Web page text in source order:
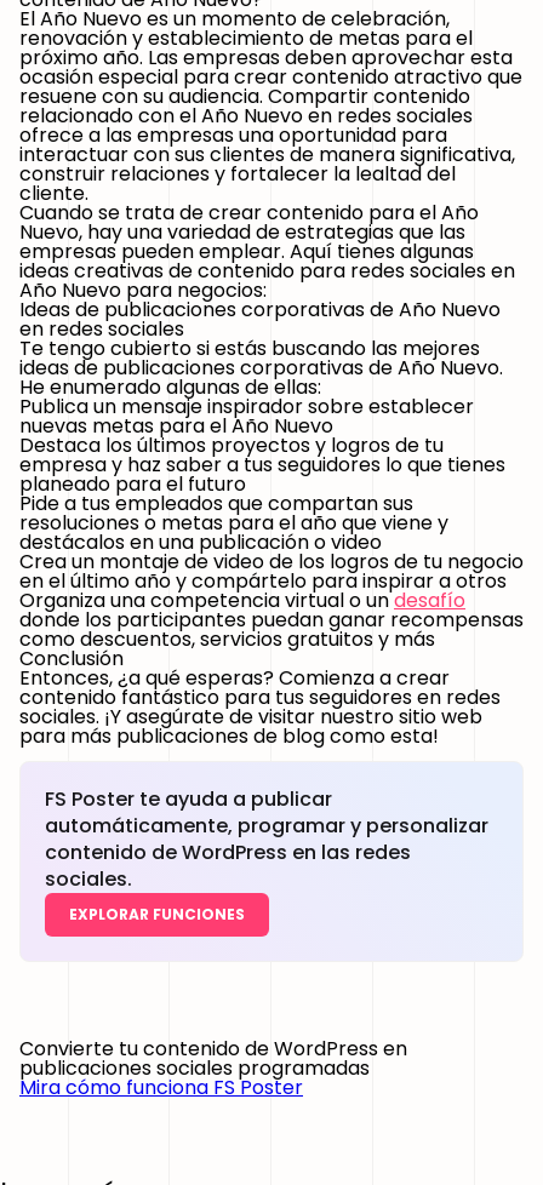
El Año Nuevo es un momento de celebración,
renovación y establecimiento de metas para el
próximo año. Las empresas deben aprovechar esta
ocasión especial para crear contenido atractivo que
resuene con su audiencia. Compartir contenido
relacionado con el Año Nuevo en redes sociales
ofrece a las empresas una oportunidad para
interactuar con sus clientes de manera significativa,
construir relaciones y fortalecer la lealtad del
cliente.
Cuando se trata de crear contenido para el Año
Nuevo, hay una variedad de estrategias que las
empresas pueden emplear. Aquí tienes algunas
ideas creativas de contenido para redes sociales en
Año Nuevo para negocios:
Ideas de publicaciones corporativas de Año Nuevo
en redes sociales
Te tengo cubierto si estás buscando las mejores
ideas de publicaciones corporativas de Año Nuevo.
He enumerado algunas de ellas:
Publica un mensaje inspirador sobre establecer
nuevas metas para el Año Nuevo
Destaca los últimos proyectos y logros de tu
empresa y haz saber a tus seguidores lo que tienes
planeado para el futuro
Pide a tus empleados que compartan sus
resoluciones o metas para el año que viene y
destácalos en una publicación o video
Crea un montaje de video de los logros de tu negocio
en el último año y compártelo para inspirar a otros
Organiza una competencia virtual o undesafío
donde los participantes puedan ganar recompensas
como descuentos, servicios gratuitos y más
Conclusión
Entonces, ¿a qué esperas? Comienza a crear
contenido fantástico para tus seguidores en redes
sociales. ¡Y asegúrate de visitar nuestro sitio web
para más publicaciones de blog como esta!
FS Poster te ayuda a publicar
automáticamente, programar y personalizar
contenido de WordPress en las redes
sociales.
EXPLORAR FUNCIONES
Convierte tu contenido de WordPress en
publicaciones sociales programadas
Mira cómo funciona FS Poster